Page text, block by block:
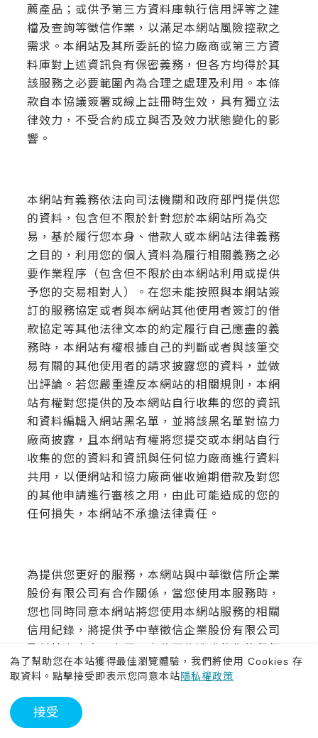
薦產品；或供予第三方資料庫執行信用評等之建
檔及查詢等徵信作業，以滿足本網站風險控款之
需求。本網站及其所委託的協力廠商或第三方資
料庫對上述資訊負有保密義務，但各方均得於其
該服務之必要範圍內為合理之處理及利用。本條
款自本協議簽署或線上註冊時生效，具有獨立法
律效力，不受合約成立與否及效力狀態變化的影
響。
本網站有義務依法向司法機關和政府部門提供您
的資料，包含但不限於針對您於本網站所為交
易，基於履行您本身、借款人或本網站法律義務
之目的，利用您的個人資料為履行相關義務之必
要作業程序（包含但不限於由本網站利用或提供
予您的交易相對人）。在您未能按照與本網站簽
訂的服務協定或者與本網站其他使用者簽訂的借
款協定等其他法律文本的約定履行自己應盡的義
務時，本網站有權根據自己的判斷或者與該筆交
易有關的其他使用者的請求披露您的資料，並做
出評論。若您嚴重違反本網站的相關規則，本網
站有權對您提供的及本網站自行收集的您的資訊
和資料編輯入網站黑名單，並將該黑名單對協力
廠商披露，且本網站有權將您提交或本網站自行
收集的您的資料和資訊與任何協力廠商進行資料
共用，以便網站和協力廠商催收逾期借款及對您
的其他申請進行審核之用，由此可能造成的您的
任何損失，本網站不承擔法律責任。
為提供您更好的服務，本網站與中華徵信所企業
股份有限公司有合作關係，當您使用本服務時，
您也同時同意本網站將您使用本網站服務的相關
信用紀錄，將提供予中華徵信企業股份有限公司
損失，本網站不承擔法律責任。
五、 您對其他使用者的資料的使用
為了幫助您在本站獲得最佳瀏覽體驗，我們將使用 Cookies 存
取資料。點擊接受即表示您同意本站隱私權政策
接受